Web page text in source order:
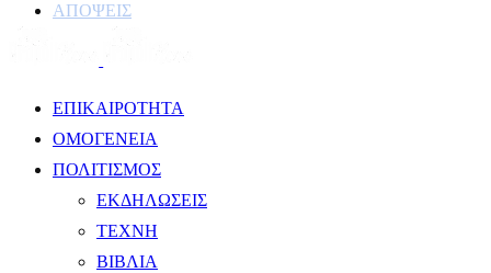
ΑΠΟΨΕΙΣ
ΕΠΙΚΑΙΡΟΤΗΤΑ
ΟΜΟΓΕΝΕΙΑ
ΠΟΛΙΤΙΣΜΟΣ
ΕΚΔΗΛΩΣΕΙΣ
ΤΕΧΝΗ
ΒΙΒΛΙΑ